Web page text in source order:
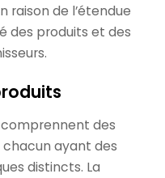
raison de l’étendue
des produits et des
des
ayant des
distincts. La